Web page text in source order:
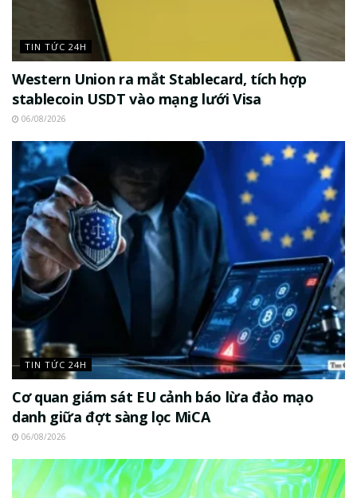
TIN TỨC 24H
Western Union ra mắt Stablecard, tích hợp
stablecoin USDT vào mạng lưới Visa
06/08/2026
TIN TỨC 24H
Cơ quan giám sát EU cảnh báo lừa đảo mạo
danh giữa đợt sàng lọc MiCA
06/08/2026